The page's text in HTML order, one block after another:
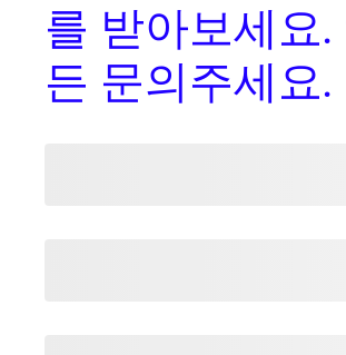
를 받아보세요.
든 문의주세요.